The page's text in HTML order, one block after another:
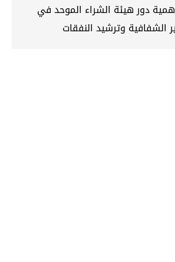
دور هيئة الشراء الموحد في
الشفافية وترشيد النفقات